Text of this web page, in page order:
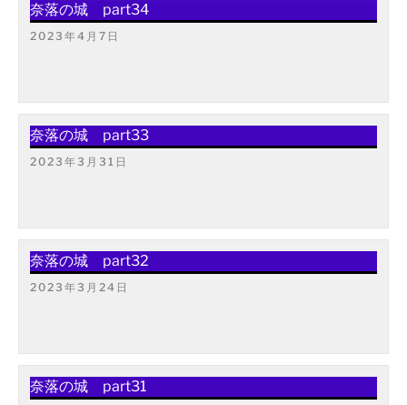
奈落の城 part34
2023年4月7日
奈落の城 part33
2023年3月31日
奈落の城 part32
2023年3月24日
奈落の城 part31